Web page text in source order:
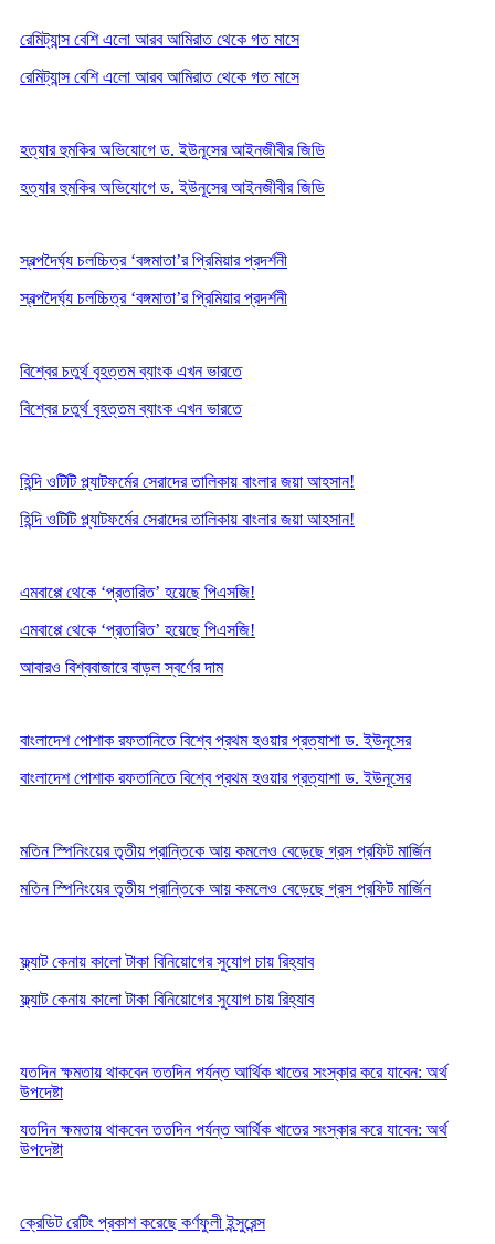
রেমিট্যান্স বেশি এলো আরব আমিরাত থেকে গত মাসে
রেমিট্যান্স বেশি এলো আরব আমিরাত থেকে গত মাসে
হত্যার হুমকির অভিযোগে ড. ইউনূসের আইনজীবীর জিডি
হত্যার হুমকির অভিযোগে ড. ইউনূসের আইনজীবীর জিডি
স্বল্পদৈর্ঘ্য চলচ্চিত্র ‘বঙ্গমাতা’র প্রিমিয়ার প্রদর্শনী
স্বল্পদৈর্ঘ্য চলচ্চিত্র ‘বঙ্গমাতা’র প্রিমিয়ার প্রদর্শনী
বিশ্বের চতুর্থ বৃহত্তম ব্যাংক এখন ভারতে
বিশ্বের চতুর্থ বৃহত্তম ব্যাংক এখন ভারতে
হিন্দি ওটিটি প্ল্যাটফর্মের সেরাদের তালিকায় বাংলার জয়া আহসান!
হিন্দি ওটিটি প্ল্যাটফর্মের সেরাদের তালিকায় বাংলার জয়া আহসান!
এমবাপ্পে থেকে ‘প্রতারিত’ হয়েছে পিএসজি!
এমবাপ্পে থেকে ‘প্রতারিত’ হয়েছে পিএসজি!
আবারও বিশ্ববাজারে বাড়ল স্বর্ণের দাম
বাংলাদেশ পোশাক রফতানিতে বিশ্বে প্রথম হওয়ার প্রত্যাশা ড. ইউনূসের
বাংলাদেশ পোশাক রফতানিতে বিশ্বে প্রথম হওয়ার প্রত্যাশা ড. ইউনূসের
মতিন স্পিনিংয়ের তৃতীয় প্রান্তিকে আয় কমলেও বেড়েছে গ্রস প্রফিট মার্জিন
মতিন স্পিনিংয়ের তৃতীয় প্রান্তিকে আয় কমলেও বেড়েছে গ্রস প্রফিট মার্জিন
ফ্ল্যাট কেনায় কালো টাকা বিনিয়োগের সুযোগ চায় রিহ্যাব
ফ্ল্যাট কেনায় কালো টাকা বিনিয়োগের সুযোগ চায় রিহ্যাব
যতদিন ক্ষমতায় থাকবেন ততদিন পর্যন্ত আর্থিক খাতের সংস্কার করে যাবেন: অর্থ
উপদেষ্টা
যতদিন ক্ষমতায় থাকবেন ততদিন পর্যন্ত আর্থিক খাতের সংস্কার করে যাবেন: অর্থ
উপদেষ্টা
ক্রেডিট রেটিং প্রকাশ করেছে কর্ণফুলী ইন্সুরেন্স